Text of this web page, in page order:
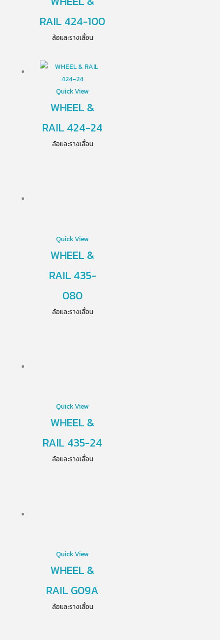
RAIL 424-100
ล้อและรางเลื่อน
Quick View
WHEEL &
RAIL 424-24
ล้อและรางเลื่อน
Quick View
WHEEL &
RAIL 435-
080
ล้อและรางเลื่อน
Quick View
WHEEL &
RAIL 435-24
ล้อและรางเลื่อน
Quick View
WHEEL &
RAIL G09A
ล้อและรางเลื่อน